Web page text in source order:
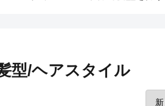
型/ヘアスタイル